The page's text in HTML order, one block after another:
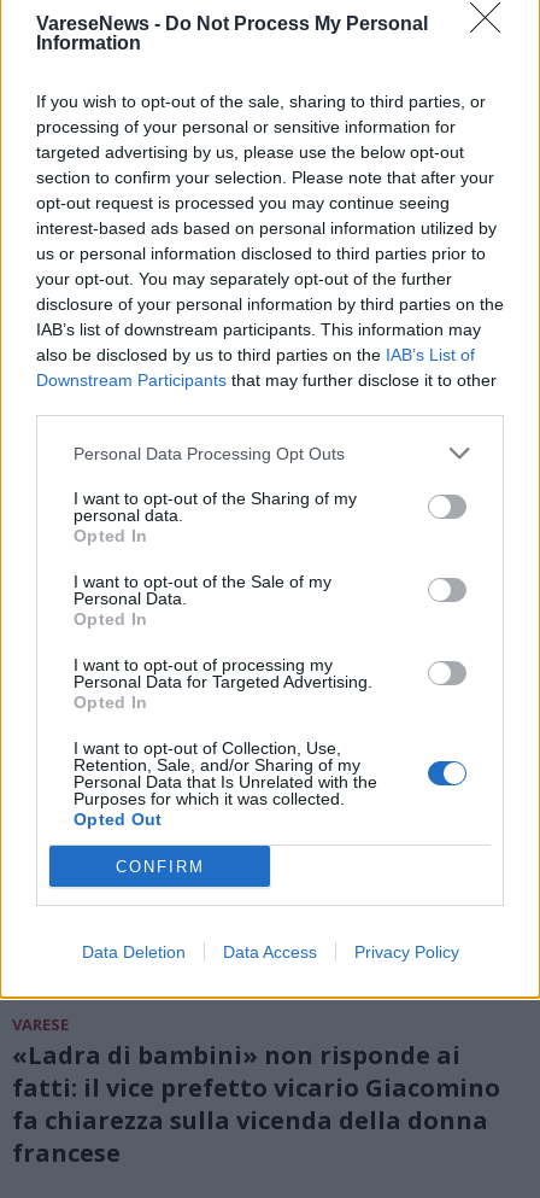
VareseNews - Do Not Process My Personal
Information
If you wish to opt-out of the sale, sharing to third parties, or
processing of your personal or sensitive information for
targeted advertising by us, please use the below opt-out
section to confirm your selection. Please note that after your
opt-out request is processed you may continue seeing
interest-based ads based on personal information utilized by
us or personal information disclosed to third parties prior to
your opt-out. You may separately opt-out of the further
disclosure of your personal information by third parties on the
IAB’s list of downstream participants. This information may
also be disclosed by us to third parties on the IAB’s List of
Downstream Participants that may further disclose it to other
Personal Data Processing Opt Outs
I want to opt-out of the Sharing of my
personal data.
Opted In
I want to opt-out of the Sale of my
Personal Data.
Opted In
I want to opt-out of processing my
Personal Data for Targeted Advertising.
Opted In
I want to opt-out of Collection, Use,
Retention, Sale, and/or Sharing of my
Personal Data that Is Unrelated with the
Purposes for which it was collected.
Opted Out
CONFIRM
Data Deletion Data Access Privacy Policy
«Non chiediamo streghe da bruciare,
solo di camminare sicure con i nostri
figli»
VARESE
«Ladra di bambini» non risponde ai
fatti: il vice prefetto vicario Giacomino
fa chiarezza sulla vicenda della donna
francese